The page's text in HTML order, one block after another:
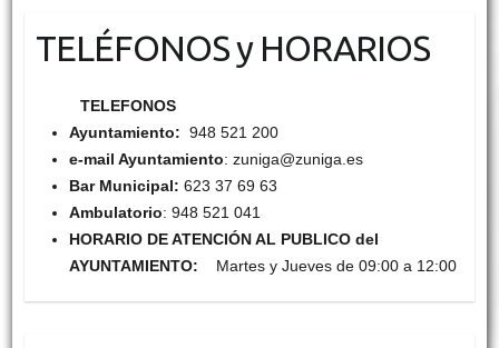
TELÉFONOS y HORARIOS
TELEFONOS
Ayuntamiento: 948 521 200
e-mail Ayuntamiento: zuniga@zuniga.es
Bar Municipal: 623 37 69 63
Ambulatorio: 948 521 041
HORARIO DE ATENCIÓN AL PUBLICO del
AYUNTAMIENTO: Martes y Jueves de 09:00 a 12:00